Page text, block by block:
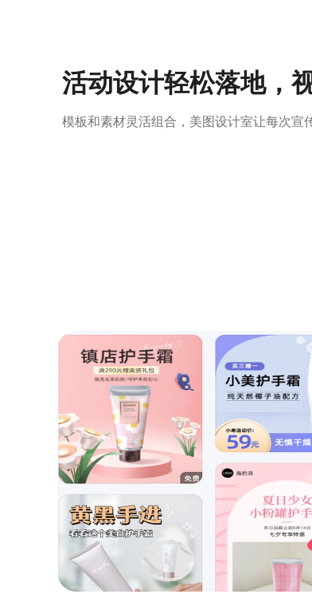
活动设计轻松落地，
模板和素材灵活组合，美图设计室让每次宣